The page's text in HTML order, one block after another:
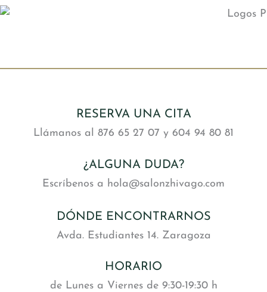
RESERVA UNA CITA
Llámanos al 876 65 27 07 y 604 94 80 81
¿ALGUNA DUDA?
Escríbenos a hola@salonzhivago.com
DÓNDE ENCONTRARNOS
Avda. Estudiantes 14. Zaragoza
HORARIO
de Lunes a Viernes de 9:30-19:30 h